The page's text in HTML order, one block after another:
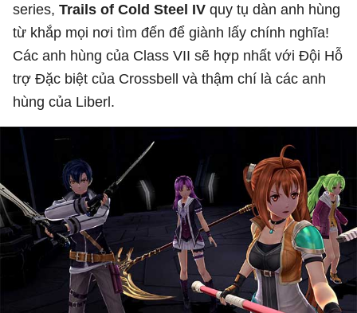
series, Trails of Cold Steel IV quy tụ dàn anh hùng
từ khắp mọi nơi tìm đến để giành lấy chính nghĩa!
Các anh hùng của Class VII sẽ hợp nhất với Đội Hỗ
trợ Đặc biệt của Crossbell và thậm chí là các anh
hùng của Liberl.